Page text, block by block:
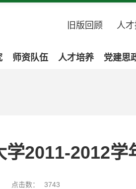
旧版回顾 人
师资队伍 人才培养 党建思
学2011-2012学
点击数：
3743